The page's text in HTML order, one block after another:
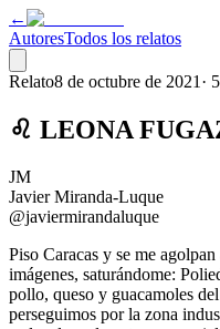
←
AutoresTodos los relatos
Relato8 de octubre de 2021 ·
♌ LEONA
JM
Javier Miranda-Luque
@javiermirandaluque
Piso Caracas y se me
imágenes, saturándome:
pollo, queso y guacamoles
perseguimos por la zona